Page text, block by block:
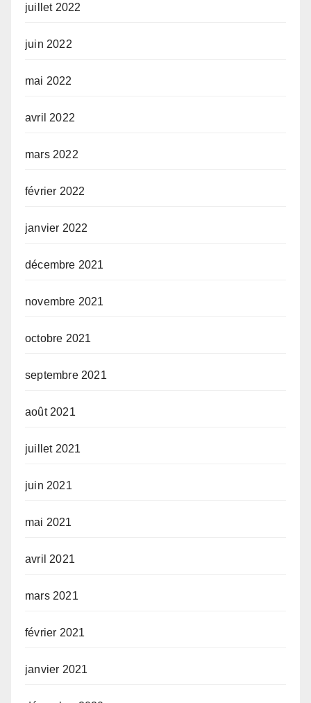
juillet 2022
juin 2022
mai 2022
avril 2022
mars 2022
février 2022
janvier 2022
décembre 2021
novembre 2021
octobre 2021
septembre 2021
août 2021
juillet 2021
juin 2021
mai 2021
avril 2021
mars 2021
février 2021
janvier 2021